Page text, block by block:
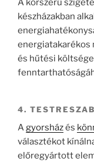
A korszerű
készházakban
energiatakarékos
és hűtési
4.
Agyorsházés
választékot
előregyártott